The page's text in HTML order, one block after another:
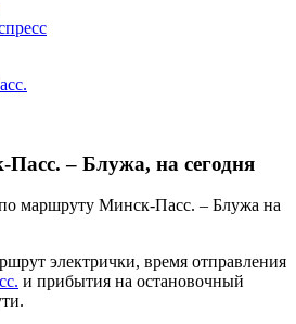
– Блужа, на сегодня
маршруту Минск-Пасс. – Блужа на
электрички, время отправления
и прибытия на остановочный